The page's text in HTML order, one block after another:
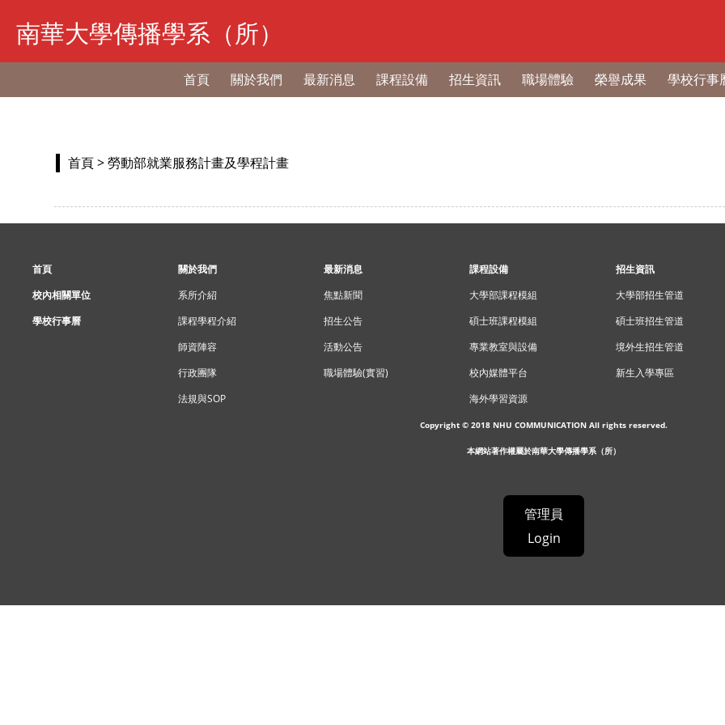
南華大學傳播學系（所）
首頁 關於我們 最新消息 課程設備 招生資訊 職場體驗 榮譽成果 學校行事
首頁> 勞動部就業服務計畫及學程計畫
首頁
校內相關單位
學校行事曆
關於我們
系所介紹
課程學程介紹
師資陣容
行政團隊
法規與SOP
最新消息
焦點新聞
招生公告
活動公告
職場體驗(實習)
課程設備
大學部課程模組
碩士班課程模組
專業教室與設備
校內媒體平台
海外學習資源
招生資訊
大學部招生管道
碩士班招生管道
境外生招生管道
新生入學專區
Copyright © 2018 NHU COMMUNICATION All rights reserved.
本網站著作權屬於南華大學傳播學系（所）
管理員
Login